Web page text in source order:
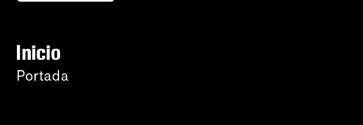
Inicio
Portada